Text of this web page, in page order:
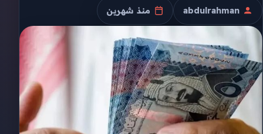
الكاتب
abdulrahman
تاريخ النشر
منذ شهرين